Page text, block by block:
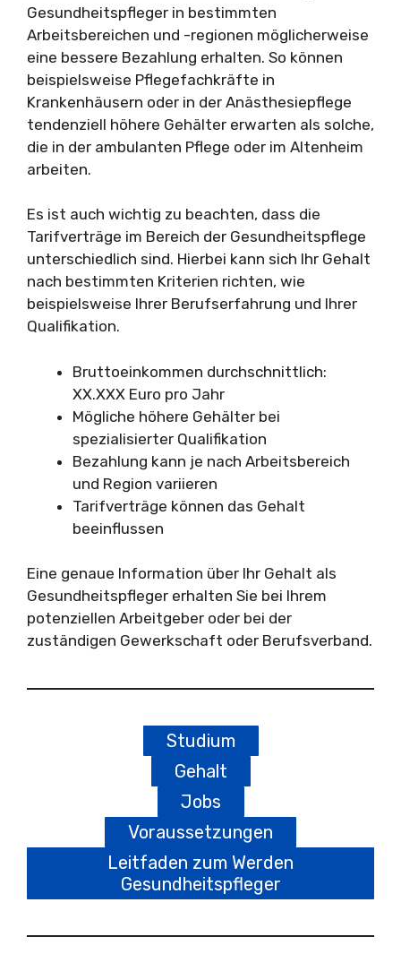
Gesundheitspfleger in bestimmten
Arbeitsbereichen und -regionen möglicherweise
eine bessere Bezahlung erhalten. So können
beispielsweise Pflegefachkräfte in
Krankenhäusern oder in der Anästhesiepflege
tendenziell höhere Gehälter erwarten als solche,
die in der ambulanten Pflege oder im Altenheim
arbeiten.
Es ist auch wichtig zu beachten, dass die
Tarifverträge im Bereich der Gesundheitspflege
unterschiedlich sind. Hierbei kann sich Ihr Gehalt
nach bestimmten Kriterien richten, wie
beispielsweise Ihrer Berufserfahrung und Ihrer
Qualifikation.
Bruttoeinkommen durchschnittlich:
XX.XXX Euro pro Jahr
Mögliche höhere Gehälter bei
spezialisierter Qualifikation
Bezahlung kann je nach Arbeitsbereich
und Region variieren
Tarifverträge können das Gehalt
beeinflussen
Eine genaue Information über Ihr Gehalt als
Gesundheitspfleger erhalten Sie bei Ihrem
potenziellen Arbeitgeber oder bei der
zuständigen Gewerkschaft oder Berufsverband.
Studium
Gehalt
Jobs
Voraussetzungen
Leitfaden zum Werden
Gesundheitspfleger